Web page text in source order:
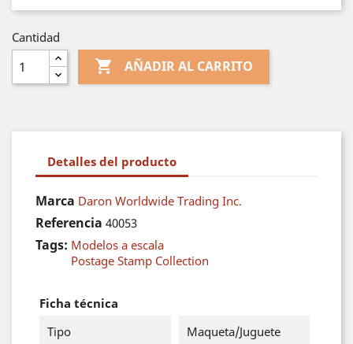
Cantidad
 AÑADIR AL CARRITO
Detalles del producto
Marca Daron Worldwide Trading Inc.
Referencia 40053
Tags: Modelos a escala
Postage Stamp Collection
Ficha técnica
Tipo
Maqueta/Juguete